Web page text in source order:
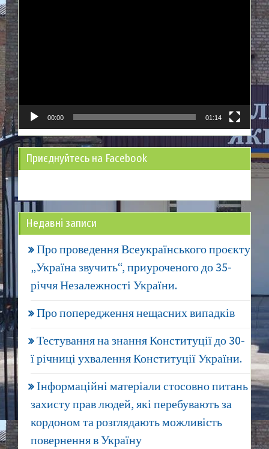
00:00 01:14
Приєднуйтесь на Facebook
Недавні записи
Про проведення Всеукраїнського проєкту
„Україна звучить“, приуроченого до 35-
річчя Незалежності України.
Про попередження нещасних випадків
Тестування на знання Конституції до 30-
ї річниці ухвалення Конституції України.
Інформаційні матеріали стосовно питань
захисту прав людей, які перебувають за
кордоном та розглядають можливість
повернення в Україну